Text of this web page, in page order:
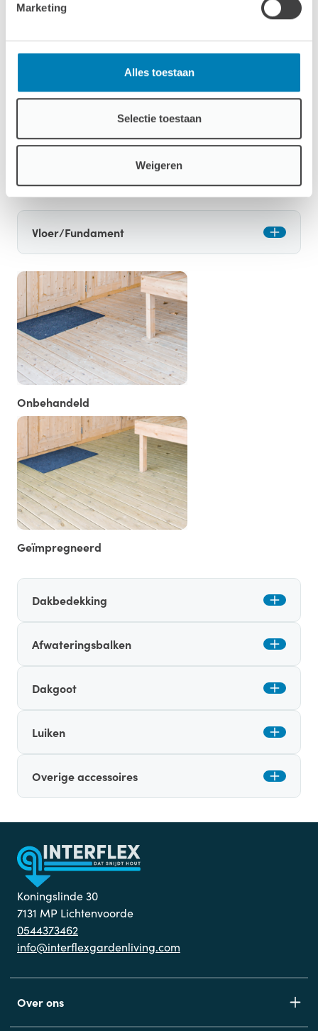
Marketing
Alles toestaan
Selectie toestaan
Weigeren
1x Zij-aanbouw deur: 70 x 169 cm
Behandeling
afwerkingsniveaus: onbehandeld, dompel
geïmpregneerd, exterieur gecoat en compleet gecoat,
met standaard twee lagen coating vanaf de fabriek voor
een langere levensduur en minder onderhoud.
Opties
Vloer/Fundament
Onbehandeld
Geïmpregneerd
Dakbedekking
Afwateringsbalken
Dakgoot
Luiken
Overige accessoires
Koningslinde 30
7131 MP Lichtenvoorde
0544373462
info@interflexgardenliving.com
Over ons